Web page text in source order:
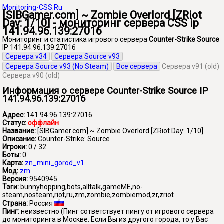
Monitoring-CSS.Ru
[SIBGamer.com] ~ Zombie Overlord [ZRiot
Day: 1/10] - мониторинг сервера CSS ip
141.94.96.139:27016
Мониторинг и статистика игрового сервера Counter-Strike Source
IP 141.94.96.139:27016
Сервера v34
Сервера Source v93
Сервера Source v93 (No Steam)
Все сервера
Сервера v91 (old)
Сервера v90 (old)
Информация о сервере Counter-Strike Source IP
141.94.96.139:27016
Адрес: 141.94.96.139:27016
Статус:оффлайн
Название: [SIBGamer.com] ~ Zombie Overlord [ZRiot Day: 1/10]
Описание:Counter-Strike: Source
Игроки:0 / 32
Боты:0
Карта: zn_mini_gorod_v1
Мод: zm
Версия:9540945
Тэги: bunnyhopping,bots,alltalk,gameME,no-
steam,nosteam,riot,ru,zm,zombie,zombiemod,zr,zriot
Страна: Россия
Пинг:неизвестно (Пинг сответствует пингу от игрового сервера
до мониторинга в Москве. Если Вы из другого города, то у Вас